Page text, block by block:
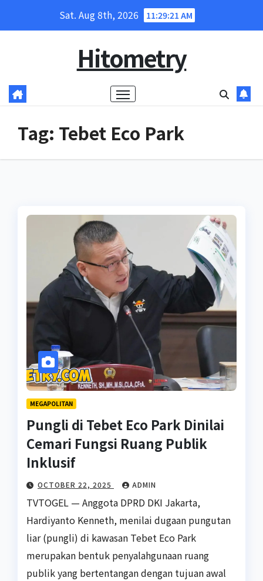
Sat. Aug 8th, 2026 11:29:22 AM
Hitometry
Tag: Tebet Eco Park
MEGAPOLITAN
Pungli di Tebet Eco Park Dinilai
Cemari Fungsi Ruang Publik
Inklusif
OCTOBER 22, 2025 ADMIN
TVTOGEL — Anggota DPRD DKI Jakarta,
Hardiyanto Kenneth, menilai dugaan pungutan
liar (pungli) di kawasan Tebet Eco Park
merupakan bentuk penyalahgunaan ruang
publik yang bertentangan dengan tujuan awal